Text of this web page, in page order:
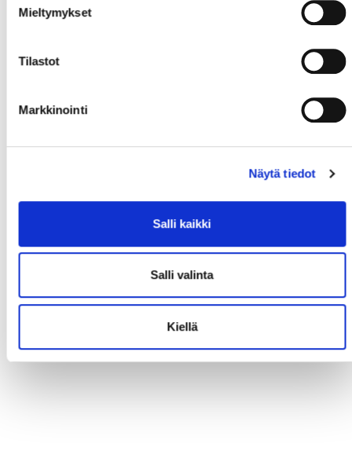
Mieltymykset
Tilastot
Markkinointi
Näytä tiedot
Salli kaikki
Salli valinta
Kiellä